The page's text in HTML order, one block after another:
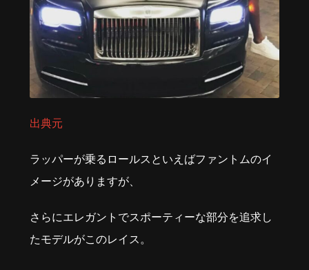
出典元
ラッパーが乗るロールスといえばファントムのイ
メージがありますが、
さらにエレガントでスポーティーな部分を追求し
たモデルがこのレイス。